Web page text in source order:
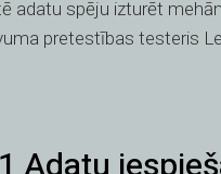
adatu spēju izturēt
pretestības testeris